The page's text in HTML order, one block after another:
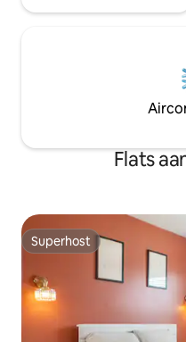
Flats
Superhost
Superhost